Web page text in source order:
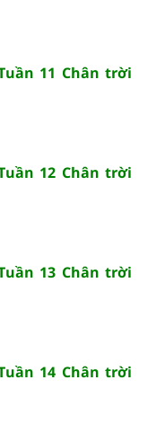
11 Chân trời
12 Chân trời
13 Chân trời
14 Chân trời